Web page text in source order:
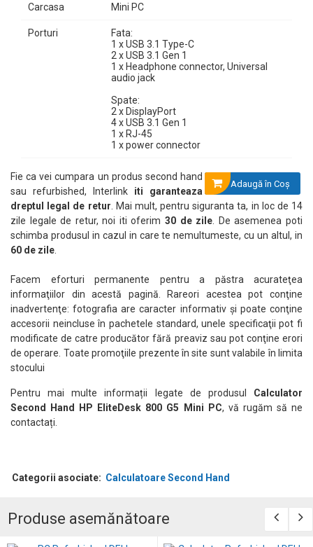
Carcasa Mini PC
Porturi
Fata:
1 x USB 3.1 Type-C
2 x USB 3.1 Gen 1
1 x Headphone connector, Universal
audio jack
Spate:
2 x DisplayPort
4 x USB 3.1 Gen 1
1 x RJ-45
1 x power connector
Adaugă în Coş
Fie ca vei cumpara un produs second hand
sau refurbished, Interlink iti garanteaza
dreptul legal de retur . Mai mult, pentru siguranta ta, in loc de 14
zile legale de retur, noi iti oferim30 de zile . De asemenea poti
schimba produsul in cazul in care te nemultumeste, cu un altul, in
60 de zile
Facem eforturi permanente pentru a păstra acurateţea
informaţiilor din acestă pagină. Rareori acestea pot conţine
inadvertenţe: fotografia are caracter informativ şi poate conţine
accesorii neincluse în pachetele standard, unele specificaţii pot fi
modificate de catre producător fără preaviz sau pot conţine erori
de operare. Toate promoţiile prezente în site sunt valabile în limita
stocului
Pentru mai multe informații legate de produsul Calculator
Second Hand HP EliteDesk 800 G5 Mini PC, vă rugăm să ne
contactați.
Categorii asociate: Calculatoare Second Hand
Produse asemănătoare